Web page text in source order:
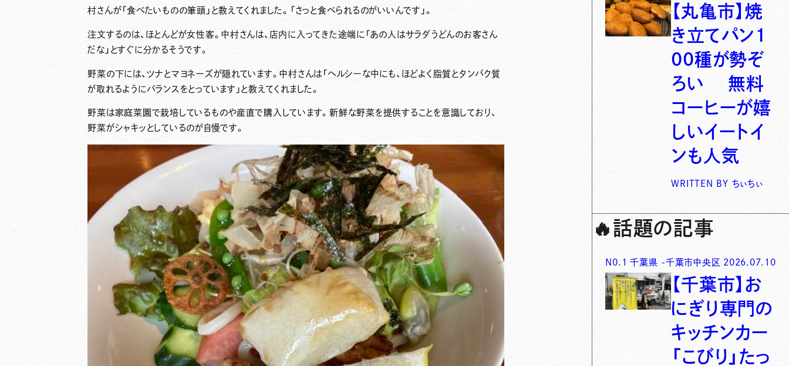
村さんが「食べたいものの筆頭」と教えてくれました。「さっと食べられるのがいいんです」。
注文するのは、ほとんどが女性客。中村さんは、店内に入ってきた途端に「あの人はサラダうどんのお客さん
だな」とすぐに分かるそうです。
野菜の下には、ツナとマヨネーズが隠れています。中村さんは「ヘルシーな中にも、ほどよく脂質とタンパク質
が取れるようにバランスをとっています」と教えてくれました。
野菜は家庭菜園で栽培しているものや産直で購入しています。新鮮な野菜を提供することを意識しており、
野菜がシャキッとしているのが自慢です。
【丸亀市】焼
き立てパン1
00種が勢ぞ
ろい 無料
コーヒーが嬉
しいイートイ
ンも人気
WRITTEN BY ちぃちぃ
🔥 話題の記事
N0. 1 千葉県 -千葉市中央区 2026.07.10
【千葉市】お
にぎり専門の
キッチンカー
「こびり」たっ